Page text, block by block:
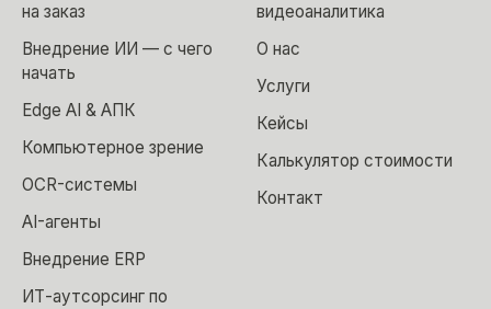
на заказ
Внедрение ИИ — с чего
начать
Edge AI & АПК
Компьютерное зрение
OCR-системы
AI-агенты
Внедрение ERP
ИТ-аутсорсинг по
видеоаналитика
О нас
Услуги
Кейсы
Калькулятор стоимости
Контакт